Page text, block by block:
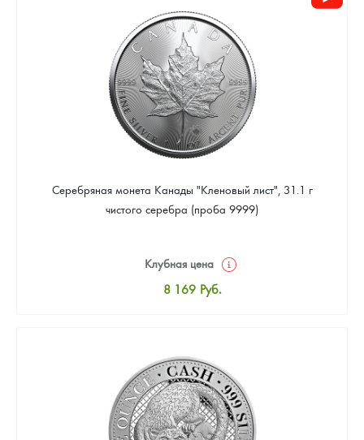
Цена выкупа
Звоните
Серебряная монета Канады "Кленовый лист", 31.1 г
чистого серебра (проба 9999)
Клубная цена
8 169 Руб.
Цена выкупа
Звоните